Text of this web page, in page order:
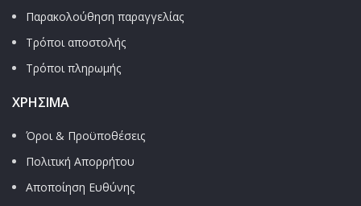
Παρακολούθηση παραγγελίας
Τρόποι αποστολής
Τρόποι πληρωμής
ΧΡΉΣΙΜΑ
Όροι & Προϋποθέσεις
Πολιτική Απορρήτου
Αποποίηση Ευθύνης